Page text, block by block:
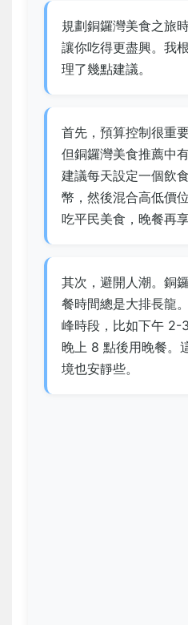
規劃銅鑼灣美食之旅
讓你吃得更盡興。我
理了幾點建議。
首先，預算控制很重
但銅鑼灣美食推薦中
建議每天設定一個飲
幣，然後混合高低價
吃平民美食，晚餐再
其次，避開人潮。銅
餐時間總是大排長龍
峰時段，比如下午 2-
晚上 8 點後用晚餐。
境也安靜些。